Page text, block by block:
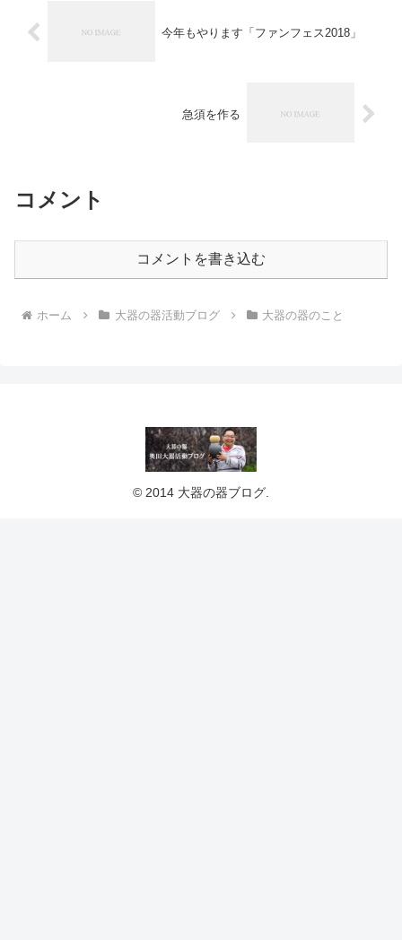
今年もやります「ファンフェス2018」
急須を作る
コメント
コメントを書き込む
ホーム 大器の器活動ブログ 大器の器のこと
© 2014 大器の器ブログ.